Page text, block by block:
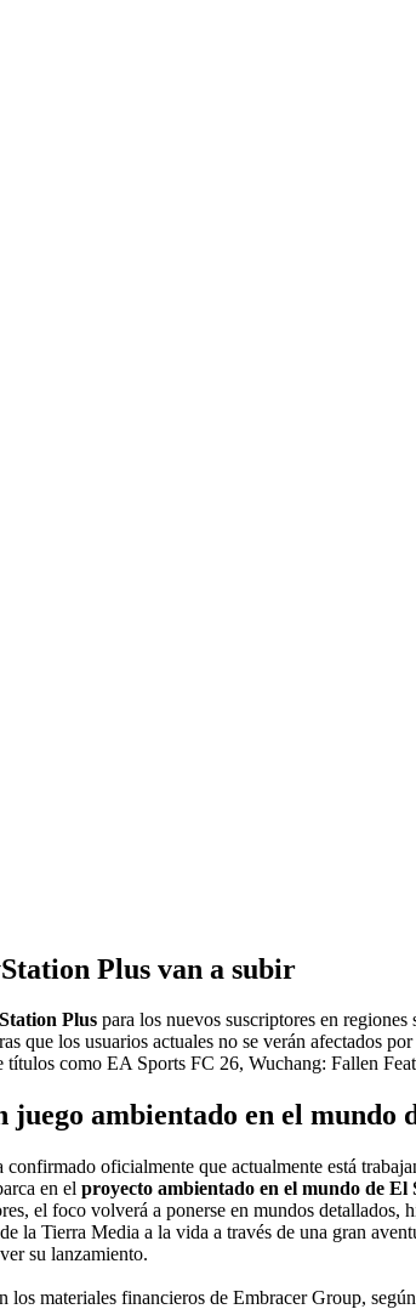
Plus van a subir
Plus para los nuevos suscriptores en
que los usuarios actuales no se verán afectados
como EA Sports FC 26, Wuchang: Fallen
ambientado en el mundo
confirmado oficialmente que actualmente está
en el proyecto ambientado en el mundo de El
el foco volverá a ponerse en mundos detallados,
la Tierra Media a la vida a través de una gran
su lanzamiento.
materiales financieros de Embracer Group,